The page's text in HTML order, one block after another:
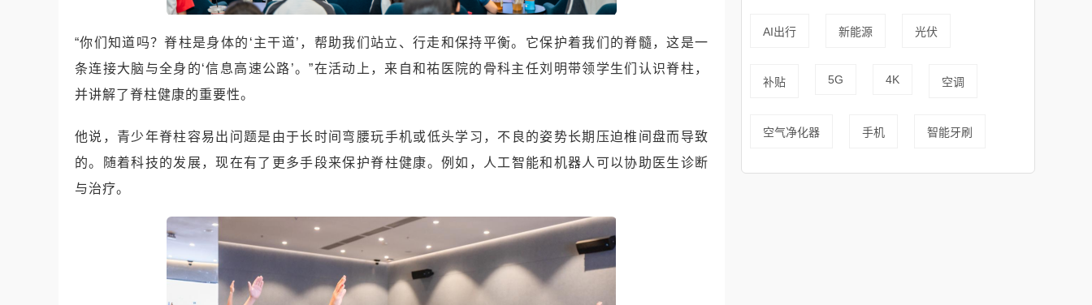
“你们知道吗？脊柱是身体的‘主干道’，帮助我们站立、行走和保持平衡。它保护着我们的脊髓，这是一
条连接大脑与全身的‘信息高速公路’。”在活动上，来自和祐医院的骨科主任刘明带领学生们认识脊柱，
并讲解了脊柱健康的重要性。
他说，青少年脊柱容易出问题是由于长时间弯腰玩手机或低头学习，不良的姿势长期压迫椎间盘而导致
的。随着科技的发展，现在有了更多手段来保护脊柱健康。例如，人工智能和机器人可以协助医生诊断
与治疗。
AI出行 新能源 光伏
补贴 5G 4K 空调
空气净化器 手机 智能牙刷